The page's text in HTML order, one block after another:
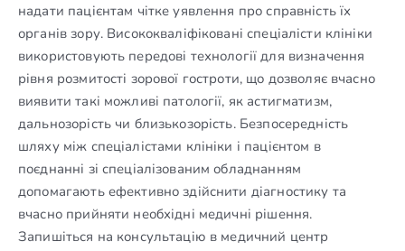
надати пацієнтам чітке уявлення про справність їх
органів зору. Висококваліфіковані спеціалісти клініки
використовують передові технології для визначення
рівня розмитості зорової гостроти, що дозволяє вчасно
виявити такі можливі патології, як астигматизм,
дальнозорість чи близькозорість. Безпосередність
шляху між спеціалістами клініки і пацієнтом в
поєднанні зі спеціалізованим обладнанням
допомагають ефективно здійснити діагностику та
вчасно прийняти необхідні медичні рішення.
Запишіться на консультацію в медичний центр